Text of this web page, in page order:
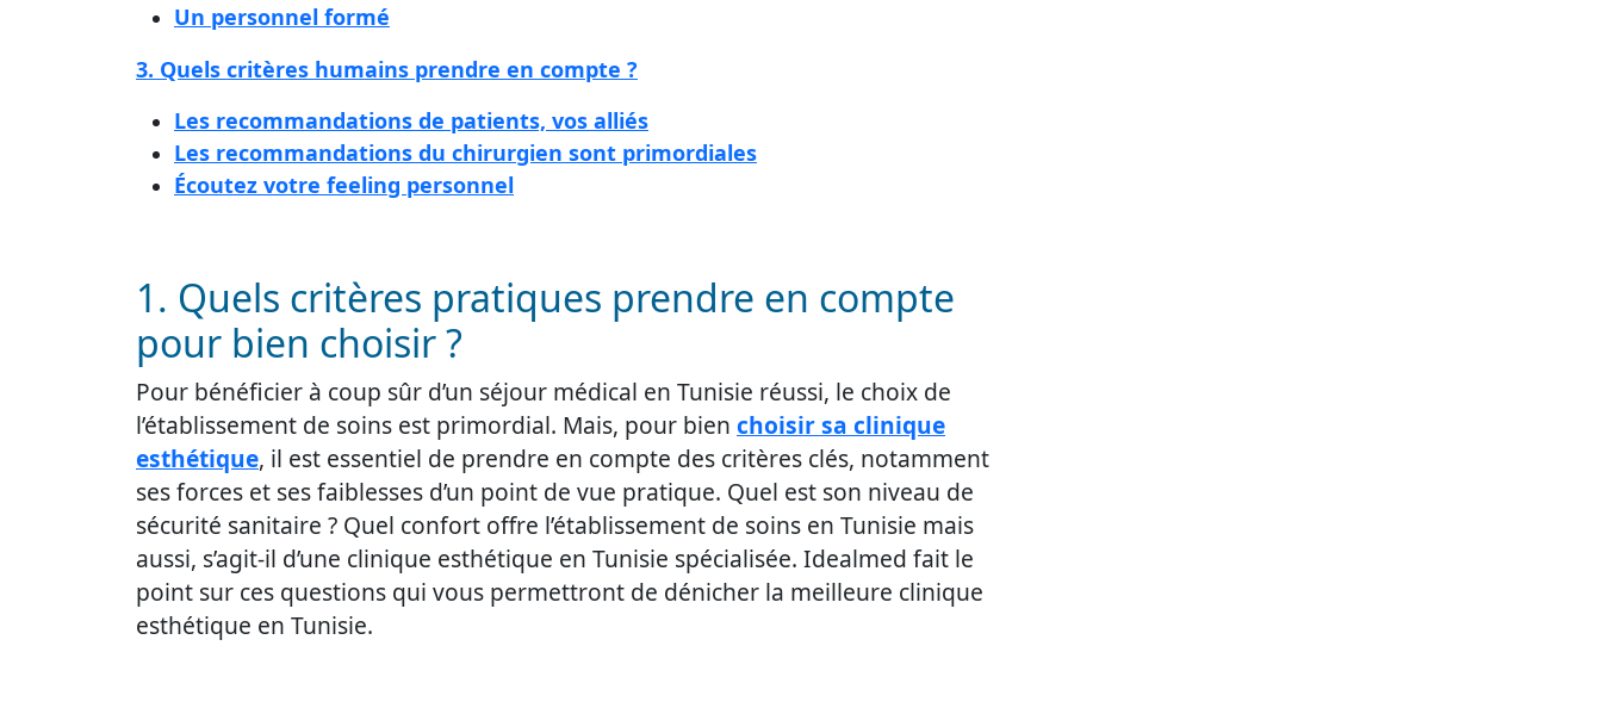
Un personnel formé
3. Quels critères humains prendre en compte ?
Les recommandations de patients, vos alliés
Les recommandations du chirurgien sont primordiales
Écoutez votre feeling personnel
1. Quels critères pratiques prendre en compte
pour bien choisir ?
Pour bénéficier à coup sûr d’un séjour médical en Tunisie réussi, le choix de
l’établissement de soins est primordial. Mais, pour bien choisir sa clinique
esthétique, il est essentiel de prendre en compte des critères clés, notamment
ses forces et ses faiblesses d’un point de vue pratique. Quel est son niveau de
sécurité sanitaire ? Quel confort offre l’établissement de soins en Tunisie mais
aussi, s’agit-il d’une clinique esthétique en Tunisie spécialisée. Idealmed fait le
point sur ces questions qui vous permettront de dénicher la meilleure clinique
esthétique en Tunisie.